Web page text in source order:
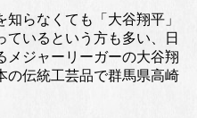
知らなくても「大谷翔平」
ているという方も多い、日
メジャーリーガーの大谷翔
の伝統工芸品で群馬県高崎